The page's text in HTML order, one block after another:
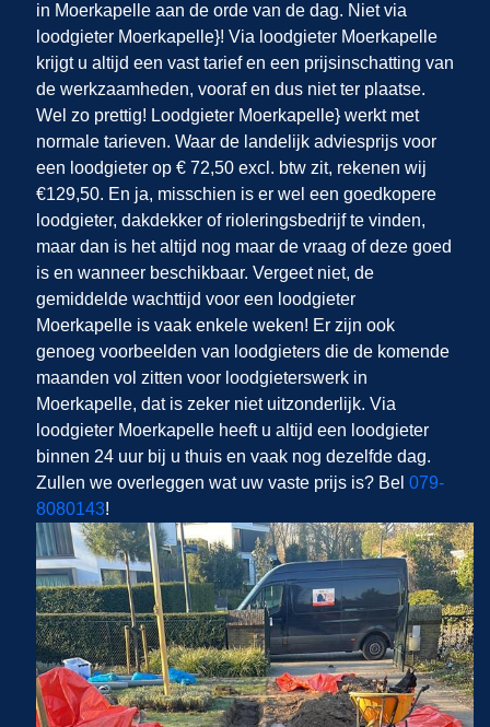
in Moerkapelle aan de orde van de dag. Niet via
loodgieter Moerkapelle}! Via loodgieter Moerkapelle
krijgt u altijd een vast tarief en een prijsinschatting van
de werkzaamheden, vooraf en dus niet ter plaatse.
Wel zo prettig! Loodgieter Moerkapelle} werkt met
normale tarieven. Waar de landelijk adviesprijs voor
een loodgieter op € 72,50 excl. btw zit, rekenen wij
€129,50. En ja, misschien is er wel een goedkopere
loodgieter, dakdekker of rioleringsbedrijf te vinden,
maar dan is het altijd nog maar de vraag of deze goed
is en wanneer beschikbaar. Vergeet niet, de
gemiddelde wachttijd voor een loodgieter
Moerkapelle is vaak enkele weken! Er zijn ook
genoeg voorbeelden van loodgieters die de komende
maanden vol zitten voor loodgieterswerk in
Moerkapelle, dat is zeker niet uitzonderlijk. Via
loodgieter Moerkapelle heeft u altijd een loodgieter
binnen 24 uur bij u thuis en vaak nog dezelfde dag.
Zullen we overleggen wat uw vaste prijs is? Bel 079-
8080143!